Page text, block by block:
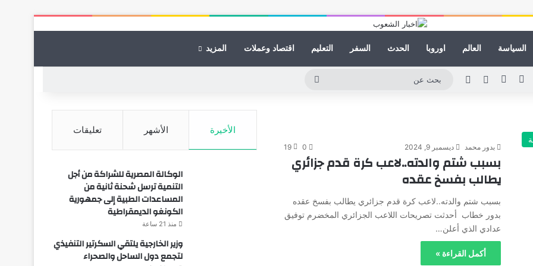
السياسة العالم اوروبا الحدث السفر التعليم اقتصاد وعملات المزيد
لينكدإنيوتيوب انستقراممقال عشوائي
الوضع المظلم
بدور محمد ديسمبر 9, 2024 0
19
بسبب شتم والدته..لاعب كرة قدم جزائري
يطالب بفسخ عقده
بسبب شتم والدته..لاعب كرة قدم جزائري يطالب بفسخ عقده
بدور خطاب أحدثت تصريحات اللاعب الجزائري المخضرم توفيق
عدادي الذي أعلن…
أكمل القراءة »
الأخيرة الأشهر تعليقات
الوكالة المصرية للشراكة من أجل
التنمية ترسل شحنة ثانية من
المساعدات الطبية إلى جمهورية
الكونغو الديمقراطية
منذ 21 ساعة
وزير الخارجية يلتقي السكرتير التنفيذي
لتجمع دول الساحل والصحراء